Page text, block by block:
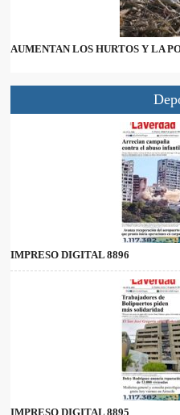
AUMENTAN LOS HURTOS Y LA
IMPRESO DIGITAL 8896
IMPRESO DIGITAL 8895